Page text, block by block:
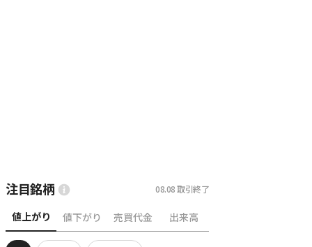
注目銘柄 08.08 取引終了
値上がり 値下がり 売買代金 出来高